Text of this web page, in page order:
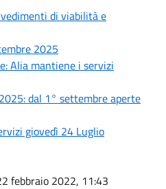
di viabilità e
2025
Alia mantiene i servizi
dal 1° settembre aperte
giovedì 24 Luglio
febbraio 2022, 11:43